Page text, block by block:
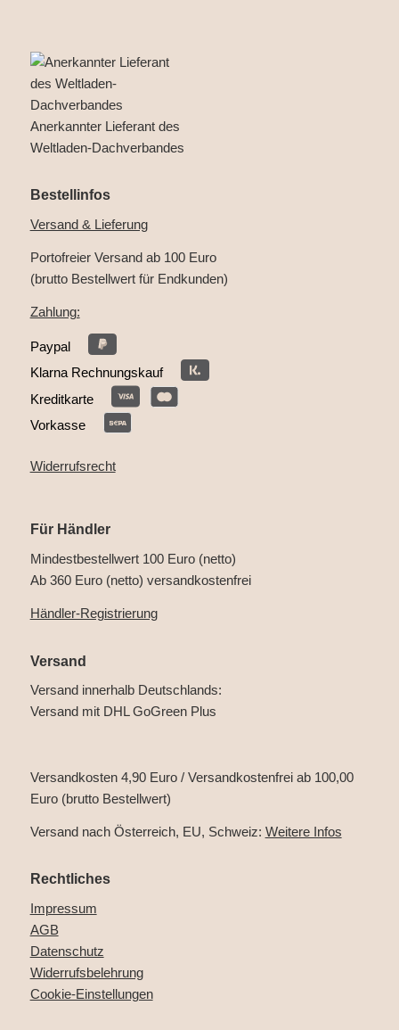
Anerkannter Lieferant des
Weltladen-Dachverbandes
Bestellinfos
Versand & Lieferung
Portofreier Versand ab 100 Euro
(brutto Bestellwert für Endkunden)
Zahlung:
Paypal
Klarna Rechnungskauf
Kreditkarte
Vorkasse
Widerrufsrecht
Für Händler
Mindestbestellwert 100 Euro (netto)
Ab 360 Euro (netto) versandkostenfrei
Händler-Registrierung
Versand
Versand innerhalb Deutschlands:
Versand mit DHL GoGreen Plus
Versandkosten 4,90 Euro / Versandkostenfrei ab 100,00
Euro (brutto Bestellwert)
Versand nach Österreich, EU, Schweiz: Weitere Infos
Rechtliches
Impressum
AGB
Datenschutz
Widerrufsbelehrung
Cookie-Einstellungen